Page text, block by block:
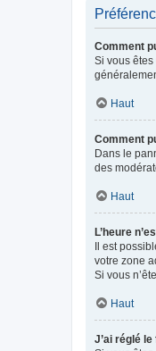
Comment
Si vous
Haut
Comment
Dans le
des
Haut
L’heure
Il est
votre zone
Si vous
Haut
J’ai réglé